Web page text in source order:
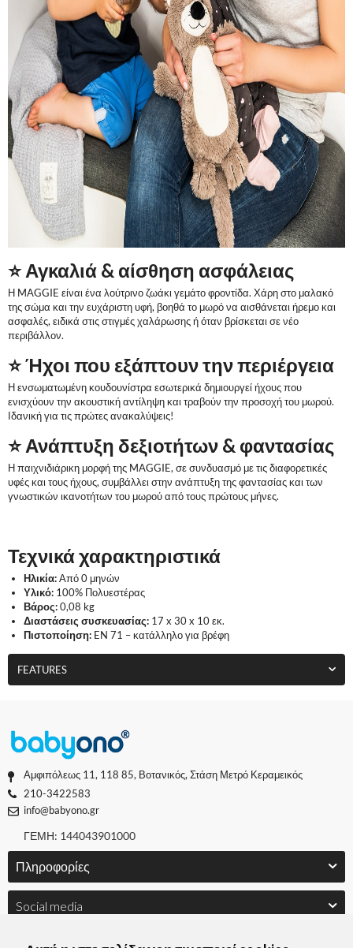
⭐ Αγκαλιά & αίσθηση ασφάλειας
Η MAGGIE είναι ένα λούτρινο ζωάκι γεμάτο φροντίδα. Χάρη στο μαλακό
της σώμα και την ευχάριστη υφή, βοηθά το μωρό να αισθάνεται ήρεμο και
ασφαλές, ειδικά στις στιγμές χαλάρωσης ή όταν βρίσκεται σε νέο
περιβάλλον.
⭐ Ήχοι που εξάπτουν την περιέργεια
Η ενσωματωμένη κουδουνίστρα εσωτερικά δημιουργεί ήχους που
ενισχύουν την ακουστική αντίληψη και τραβούν την προσοχή του μωρού.
Ιδανική για τις πρώτες ανακαλύψεις!
⭐ Ανάπτυξη δεξιοτήτων & φαντασίας
Η παιχνιδιάρικη μορφή της MAGGIE, σε συνδυασμό με τις διαφορετικές
υφές και τους ήχους, συμβάλλει στην ανάπτυξη της φαντασίας και των
γνωστικών ικανοτήτων του μωρού από τους πρώτους μήνες.
Τεχνικά χαρακτηριστικά
Ηλικία:Από 0 μηνών
Υλικό: 100% Πολυεστέρας
Βάρος:0,08 kg
Διαστάσεις συσκευασίας: 17 x 30 x 10 εκ.
Πιστοποίηση: EN 71 – κατάλληλο για βρέφη
FEATURES
Αμφιπόλεως 11, 118 85, Βοτανικός, Στάση Μετρό Κεραμεικός
210-3422583
info@babyono.gr
ΓΕΜΗ: 144043901000
Πληροφορίες
Social media